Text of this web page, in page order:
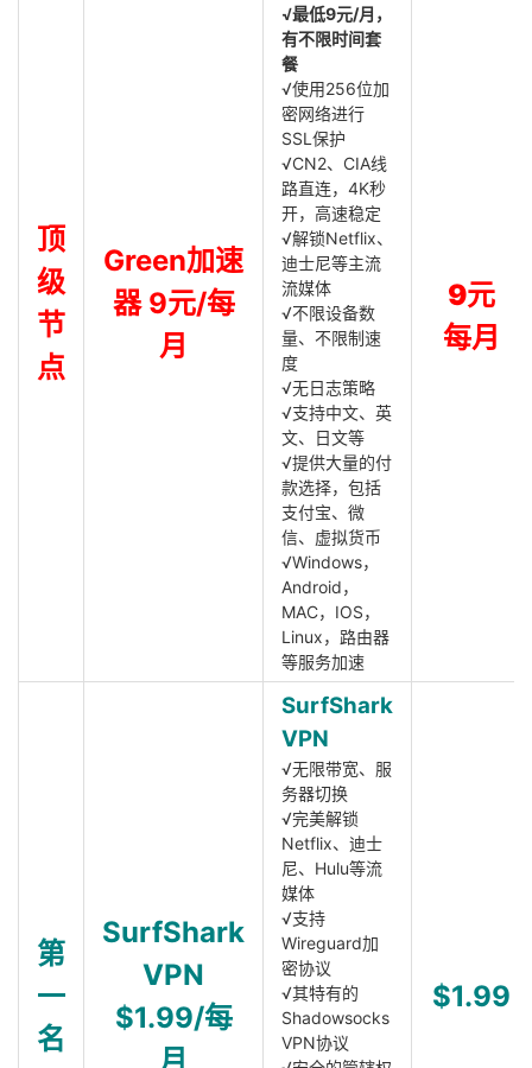
顶
级
节
点
Green加速
器 9元/每
月
√最低9元/月，
有不限时间套
餐
√使用256位加
密网络进行
SSL保护
√CN2、CIA线
路直连，4K秒
开，高速稳定
√解锁Netflix、
迪士尼等主流
流媒体
√不限设备数
量、不限制速
度
√无日志策略
√支持中文、英
文、日文等
√提供大量的付
款选择，包括
支付宝、微
信、虚拟货币
√Windows，
Android，
MAC，IOS，
Linux，路由器
等服务加速
9元
每月
第
一
名
SurfShark
VPN
$1.99/每
月
SurfShark
VPN
√无限带宽、服
务器切换
√完美解锁
Netflix、迪士
尼、Hulu等流
媒体
√支持
Wireguard加
密协议
√其特有的
Shadowsocks
VPN协议
$1.99